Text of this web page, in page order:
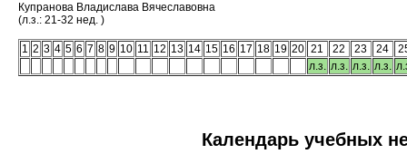
Купранова Владислава Вячеславовна
(л.з.: 21-32 нед. )
1 2 3 4 5 6 7 8 9 10 11 12 13 14 15 16 17 18 19 20 21 22 23 24
л.з. л.з. л.з. л.з.
Календарь учебных